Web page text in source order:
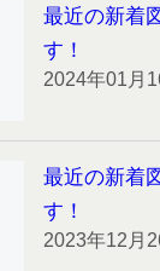
最近の新着
す！
2024年01月
最近の新着
す！
2023年12月